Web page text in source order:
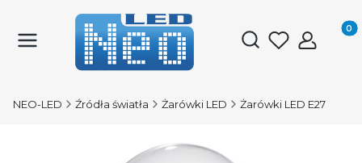
Otwórz
NEO-LED Źródła światła Żarówki LED Żarówki LED E27